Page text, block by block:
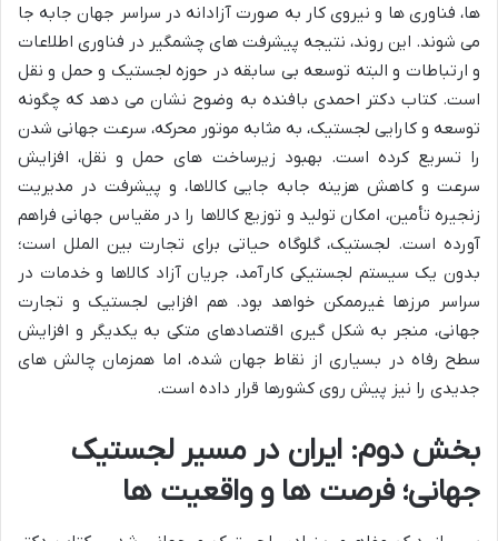
ها، فناوری ها و نیروی کار به صورت آزادانه در سراسر جهان جابه جا
می شوند. این روند، نتیجه پیشرفت های چشمگیر در فناوری اطلاعات
و ارتباطات و البته توسعه بی سابقه در حوزه لجستیک و حمل و نقل
است. کتاب دکتر احمدی بافنده به وضوح نشان می دهد که چگونه
توسعه و کارایی لجستیک، به مثابه موتور محرکه، سرعت جهانی شدن
را تسریع کرده است. بهبود زیرساخت های حمل و نقل، افزایش
سرعت و کاهش هزینه جابه جایی کالاها، و پیشرفت در مدیریت
زنجیره تأمین، امکان تولید و توزیع کالاها را در مقیاس جهانی فراهم
آورده است. لجستیک، گلوگاه حیاتی برای تجارت بین الملل است؛
بدون یک سیستم لجستیکی کارآمد، جریان آزاد کالاها و خدمات در
سراسر مرزها غیرممکن خواهد بود. هم افزایی لجستیک و تجارت
جهانی، منجر به شکل گیری اقتصادهای متکی به یکدیگر و افزایش
سطح رفاه در بسیاری از نقاط جهان شده، اما همزمان چالش های
جدیدی را نیز پیش روی کشورها قرار داده است.
بخش دوم: ایران در مسیر لجستیک
جهانی؛ فرصت ها و واقعیت ها